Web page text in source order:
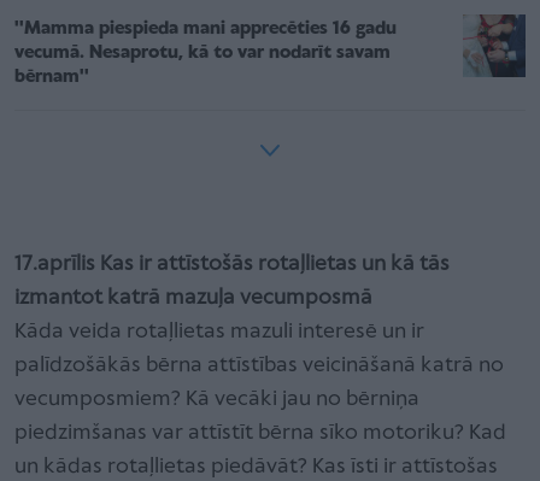
''Mamma piespieda mani apprecēties 16 gadu
vecumā. Nesaprotu, kā to var nodarīt savam
bērnam''
17.aprīlis Kas ir attīstošās rotaļlietas un kā tās
izmantot katrā mazuļa vecumposmā
Kāda veida rotaļlietas mazuli interesē un ir
palīdzošākās bērna attīstības veicināšanā katrā no
vecumposmiem? Kā vecāki jau no bērniņa
piedzimšanas var attīstīt bērna sīko motoriku? Kad
un kādas rotaļlietas piedāvāt? Kas īsti ir attīstošas